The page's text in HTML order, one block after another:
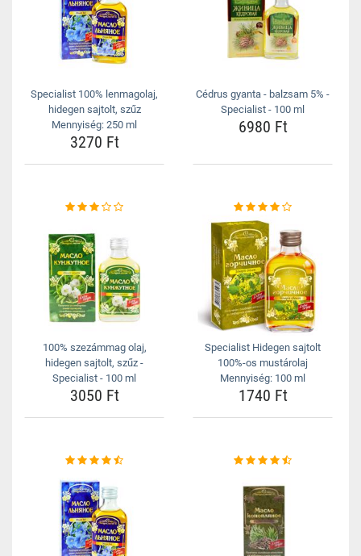
Specialist 100% lenmagolaj,
hidegen sajtolt, szűz
Mennyiség: 250 ml
3270 Ft
Cédrus gyanta - balzsam 5% -
Specialist - 100 ml
6980 Ft
100% szezámmag olaj,
hidegen sajtolt, szűz -
Specialist - 100 ml
3050 Ft
Specialist Hidegen sajtolt
100%-os mustárolaj
Mennyiség: 100 ml
1740 Ft